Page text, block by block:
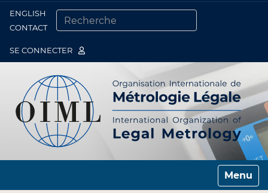
ENGLISH
CONTACT
SE CONNECTER
Toggle